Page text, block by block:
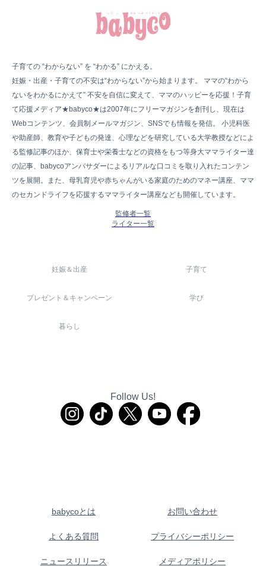
子育ての “わからない” を “わかる” にかえる。
妊娠・出産・子育ての不安は“わからない”から始まります。 ママの“わから
ないをわかるにかえて” 不安を自信に変えて、ママのハッピーを応援！子育
て応援メディア★babyco★は2007年にフリーマガジンを創刊し、現在は
Webコンテンツ、会員制メールマガジン、SNSでも情報を発信。 小児科医
や助産師、教育や子どもの発達、心理などを研究している大学教授などによ
る監修記事のほか、保育士や栄養士などの資格をもつ等身大ママライター達
の記事、babycoアンバサダーによるリアルな口コミを取り入れたコンテン
ツを展開。また、母乳育児や赤ちゃんがいる家庭のためのマネー講座、ママ
のセカンドライフを応援するママライター講座なども開催しています。
監修者一覧
ライター一覧
妊娠＆出産 子育て
プレゼント＆キャンペーン 学び
暮らし
Follow Us!
babycoとは お問い合わせ
よくある質問 プライバシーポリシー
ニュースリリース メディアポリシー